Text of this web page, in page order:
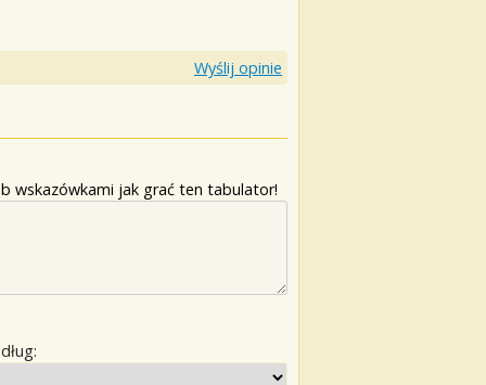
Wyślij opinie
wskazówkami jak grać ten tabulator!